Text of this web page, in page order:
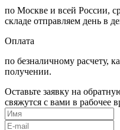
по Москве и всей России,
складе отправляем день в
Оплата
по безналичному расчету,
получении.
Оставьте заявку на
свяжутся с вами в рабочее